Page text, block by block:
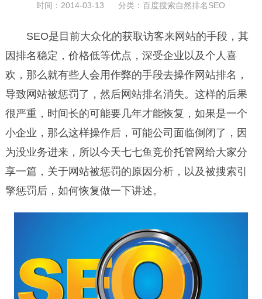
时间：2014-03-13 分类：百度搜索自然排名SEO
SEO是目前大众化的获取访客来网站的手段，其
因排名稳定，价格低等优点，深受企业以及个人喜
欢，那么就有些人会用作弊的手段去操作网站排名，
导致网站被惩罚了，然后网站排名消失。这样的后果
很严重，时间长的可能要几年才能恢复，如果是一个
小企业，那么这样操作后，可能公司面临倒闭了，因
为没业务进来，所以今天七七鱼竞价托管网给大家分
享一篇，关于网站被惩罚的原因分析，以及被搜索引
擎惩罚后，如何恢复做一下讲述。